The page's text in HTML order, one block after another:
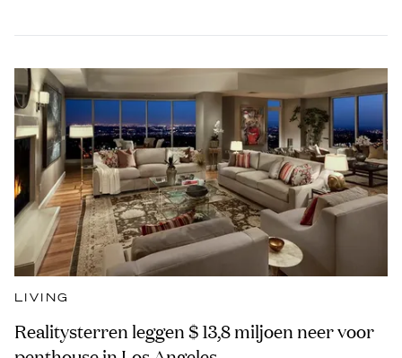
LIVING
Realitysterren leggen $ 13,8 miljoen neer voor